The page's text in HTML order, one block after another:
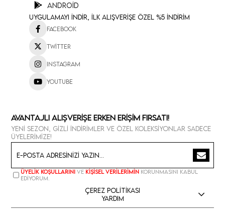
Android
Uygulamayı İndir, İlk Alışverişe Özel %5 İndirim
Facebook
Twitter
Instagram
Youtube
Avantajlı Alışverişe Erken Erişim Fırsatı!
Yeni sezon, gizli indirimler ve özel koleksiyonlar sadece
üyelerimize!
Üyelik koşullarını ve kişisel verilerimin korunmasını kabul
ediyorum.
Çerez Politikası
Yardım